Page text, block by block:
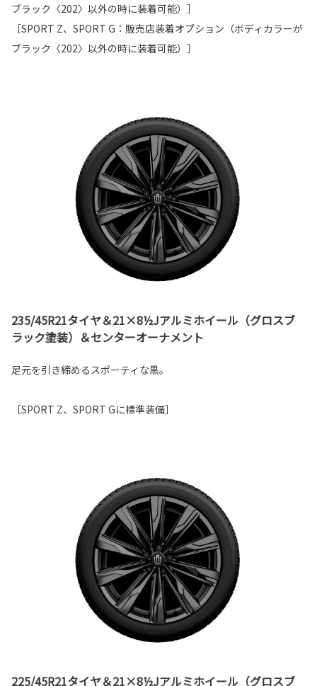
ブラック〈202〉以外の時に装着可能）］
［SPORT Z、SPORT G：販売店装着オプション（ボディカラーが
ブラック〈202〉以外の時に装着可能）］
235/45R21タイヤ＆21×8½Jアルミホイール（グロスブ
ラック塗装）＆センターオーナメント
足元を引き締めるスポーティな黒。
［SPORT Z、SPORT Gに標準装備］
225/45R21タイヤ＆21×8½Jアルミホイール（グロスブ